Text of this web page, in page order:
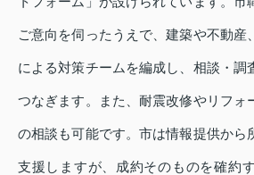
ご意向を伺ったうえで、建築や不動産
による対策チームを編成し、相談・調
つなぎます。また、耐震改修やリフォ
の相談も可能です。市は情報提供から
支援しますが、成約そのものを確約